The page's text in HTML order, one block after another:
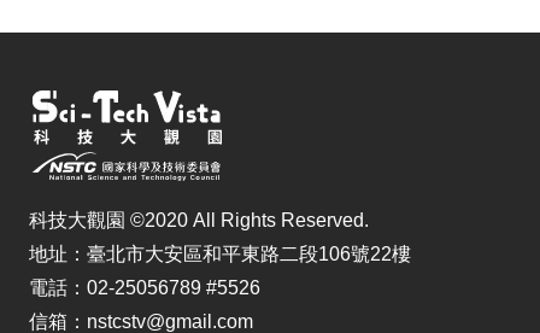
科技大觀園 ©2020 All Rights Reserved.
地址：臺北市大安區和平東路二段106號22樓
電話：02-25056789 #5526
信箱：nstcstv@gmail.com